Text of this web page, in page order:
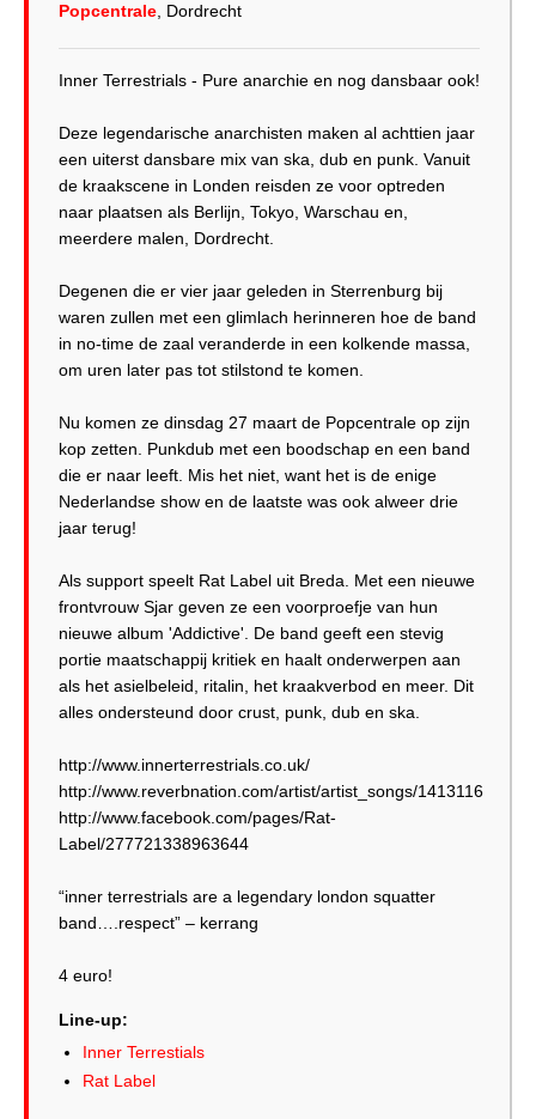
Popcentrale , Dordrecht
Inner Terrestrials - Pure anarchie en nog dansbaar ook!
Deze legendarische anarchisten maken al achttien jaar
een uiterst dansbare mix van ska, dub en punk. Vanuit
de kraakscene in Londen reisden ze voor optreden
naar plaatsen als Berlijn, Tokyo, Warschau en,
meerdere malen, Dordrecht.
Degenen die er vier jaar geleden in Sterrenburg bij
waren zullen met een glimlach herinneren hoe de band
in no-time de zaal veranderde in een kolkende massa,
om uren later pas tot stilstond te komen.
Nu komen ze dinsdag 27 maart de Popcentrale op zijn
kop zetten. Punkdub met een boodschap en een band
die er naar leeft. Mis het niet, want het is de enige
Nederlandse show en de laatste was ook alweer drie
jaar terug!
Als support speelt Rat Label uit Breda. Met een nieuwe
frontvrouw Sjar geven ze een voorproefje van hun
nieuwe album 'Addictive'. De band geeft een stevig
portie maatschappij kritiek en haalt onderwerpen aan
als het asielbeleid, ritalin, het kraakverbod en meer. Dit
alles ondersteund door crust, punk, dub en ska.
http://www.innerterrestrials.co.uk/
http://www.reverbnation.com/artist/artist_songs/1413116
http://www.facebook.com/pages/Rat-
Label/277721338963644
“inner terrestrials are a legendary london squatter
band….respect” – kerrang
4 euro!
Line-up:
Inner Terrestials
Rat Label